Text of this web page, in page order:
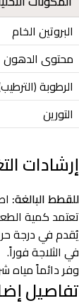
البروتين الخام
محتوى الدهون
الرطوبة
التورين
إرشادات
للقطط البالغة:
تعتمد كمية
يُقدم في درجة
في الثلاجة فوراً.
وفر دائماً مياه
تفاصيل